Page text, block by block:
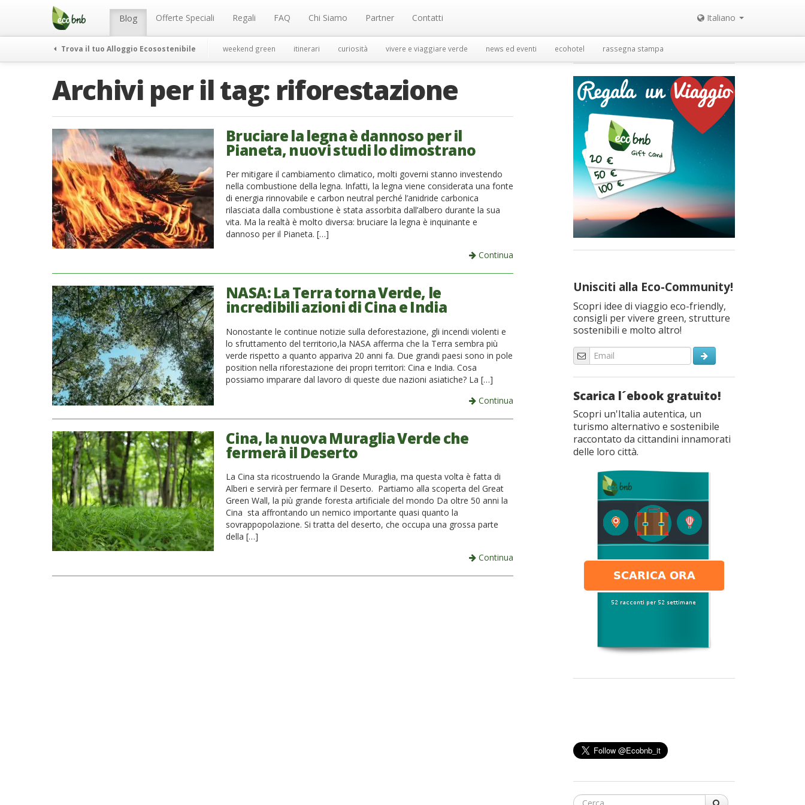
Menu Blog Offerte Speciali Regali FAQ Chi Siamo Partner Contatti Italiano
Trova il tuo Alloggio Ecosostenibile weekend green itinerari curiosità vivere e viaggiare verde news ed eventi ecohotel rassegna stampa
Archivi per il tag: riforestazione
Bruciare la legna è dannoso per il
Pianeta, nuovi studi lo dimostrano
Per mitigare il cambiamento climatico, molti governi stanno investendo
nella combustione della legna. Infatti, la legna viene considerata una fonte
di energia rinnovabile e carbon neutral perché l’anidride carbonica
rilasciata dalla combustione è stata assorbita dall’albero durante la sua
vita. Ma la realtà è molto diversa: bruciare la legna è inquinante e
dannoso per il Pianeta. […]
Continua
NASA: La Terra torna Verde, le
incredibili azioni di Cina e India
Nonostante le continue notizie sulla deforestazione, gli incendi violenti e
lo sfruttamento del territorio,la NASA afferma che la Terra sembra più
verde rispetto a quanto appariva 20 anni fa. Due grandi paesi sono in pole
position nella riforestazione dei propri territori: Cina e India. Cosa
possiamo imparare dal lavoro di queste due nazioni asiatiche? La […]
Continua
Cina, la nuova Muraglia Verde che
fermerà il Deserto
La Cina sta ricostruendo la Grande Muraglia, ma questa volta è fatta di
Alberi e servirà per fermare il Deserto. Partiamo alla scoperta del Great
Green Wall, la più grande foresta artificiale del mondo Da oltre 50 anni la
Cina sta affrontando un nemico importante quasi quanto la
sovrappopolazione. Si tratta del deserto, che occupa una grossa parte
della […]
Continua
Unisciti alla Eco-Community!
Scopri idee di viaggio eco-friendly,
consigli per vivere green, strutture
sostenibili e molto altro!
Scarica l´ebook gratuito!
Scopri un'Italia autentica, un
turismo alternativo e sostenibile
raccontato da cittandini innamorati
delle loro città.
Cerca